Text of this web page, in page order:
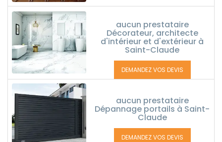
aucun prestataire
Décorateur, architecte
d'intérieur et d'extérieur à
Saint-Claude
DEMANDEZ VOS DEVIS
aucun prestataire
Dépannage portails à Saint-
Claude
DEMANDEZ VOS DEVIS